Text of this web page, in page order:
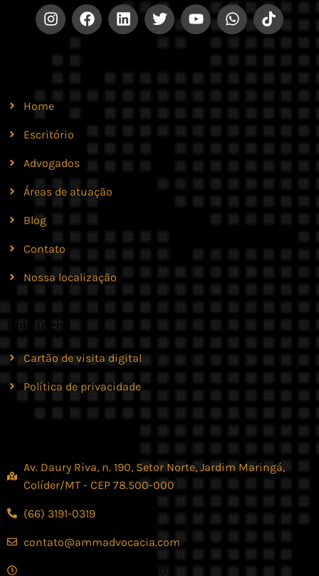
Home
Escritório
Advogados
Áreas de atuação
Blog
Contato
Nossa localização
Links úteis
Cartão de visita digital
Política de privacidade
Av. Daury Riva, n. 190, Setor Norte, Jardim Maringá,
Colíder/MT - CEP 78.500-000
(66) 3191-0319
contato@ammadvocacia.com